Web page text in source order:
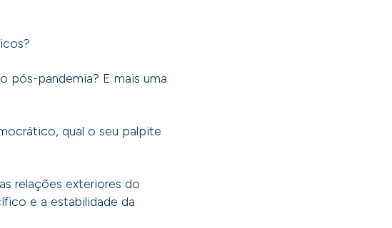
pós-pandemia? E mais uma
qual o seu palpite
relações exteriores do
e a estabilidade da